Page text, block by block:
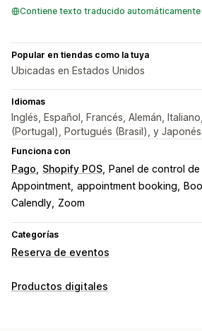
Contiene texto traducido automáticamente
Popular en tiendas como la tuya
Ubicadas en Estados Unidos
Idiomas
Inglés, Español, Francés, Alemán,
(Portugal), Portugués (Brasil), y Japonés
Funciona con
Pago Shopify POS
Panel de control
Appointment appointment booking
Calendly Zoom
Categorías
Reserva de eventos
Tipo de evento
Productos digitales